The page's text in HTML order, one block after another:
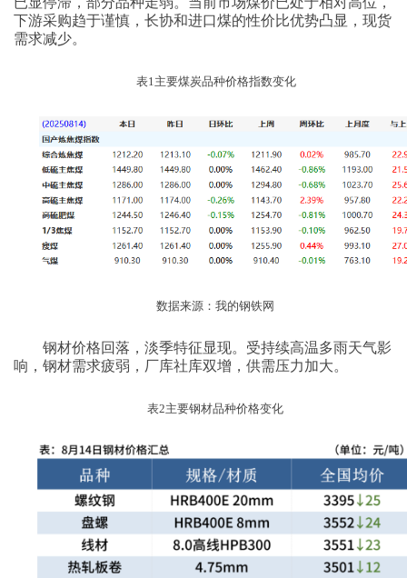
下游采购趋于谨慎，长协和进口煤的性价比优势凸显，现货
需求减少。
表1主要煤炭品种价格指数变化
数据来源：我的钢铁网
钢材价格回落，淡季特征显现。受持续高温多雨天气影
响，钢材需求疲弱，厂库社库双增，供需压力加大。
表2主要钢材品种价格变化